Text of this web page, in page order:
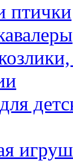
птички